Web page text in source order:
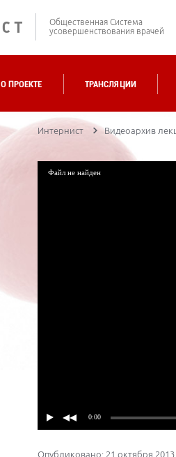
Общественная Система
усовершенствования врачей
О ПРОЕКТЕ ТРАНСЛЯЦИИ
Интернист Видеоархив
Опубликовано: 21 октября 2013